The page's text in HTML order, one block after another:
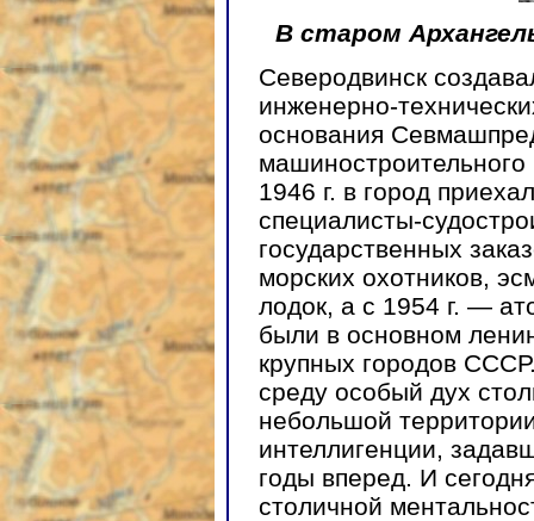
В старом
Северодвинск
инженерно-
основания
машиностроительного
1946 г. в город
специалисты-
государственных
морских охотников,
лодок, а с 1954 г. —
были в основном
крупных городов
среду особый дух
небольшой
интеллигенции,
годы вперед. И
столичной